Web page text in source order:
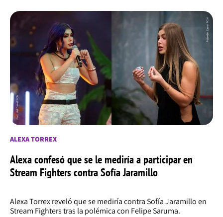
ALEXA TORREX
Alexa confesó que se le mediría a participar en
Stream Fighters contra Sofía Jaramillo
Alexa Torrex reveló que se mediría contra Sofía Jaramillo en
Stream Fighters tras la polémica con Felipe Saruma.